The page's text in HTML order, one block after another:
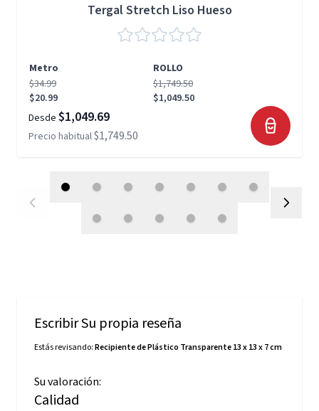
Tergal Stretch Liso Hueso
Metro
ROLLO
$34.99
$20.99
$1,749.50
$1,049.50
Desde $1,049.69
Precio habitual$1,749.50
Escribir Su propia reseña
Estás revisando:Recipiente de Plástico Transparente 13 x 13 x 7 cm
Su valoración:
Calidad